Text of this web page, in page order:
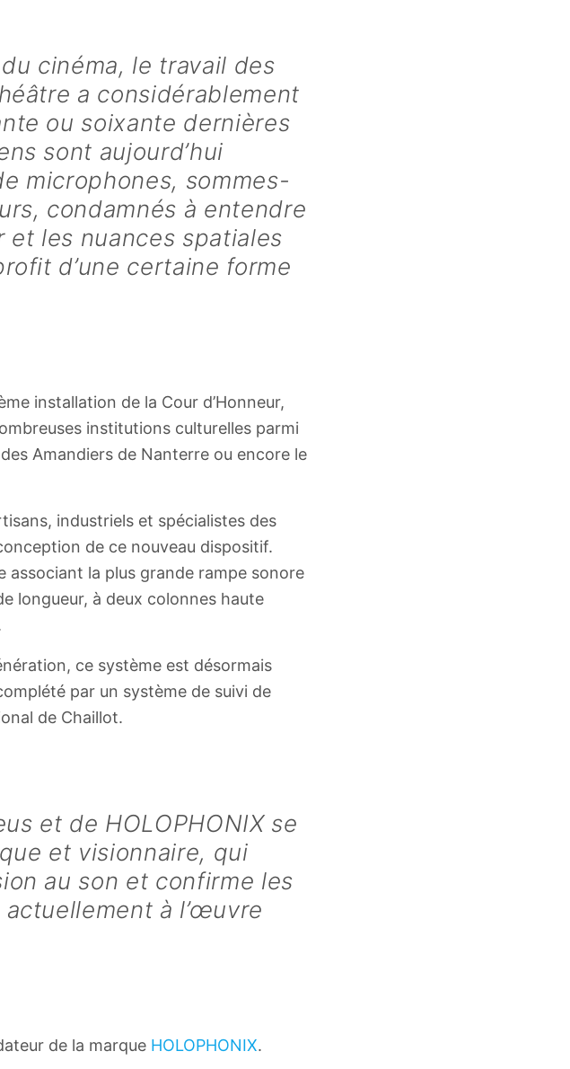
cinéma, le travail des
a considérablement
ou soixante dernières
sont aujourd’hui
microphones, sommes-
condamnés à entendre
les nuances spatiales
d’une certaine forme
installation de la Cour d’Honneur,
institutions culturelles parmi
Amandiers de Nanterre ou encore le
industriels et spécialistes des
de ce nouveau dispositif.
associant la plus grande rampe sonore
longueur, à deux colonnes haute
ce système est désormais
par un système de suivi de
de Chaillot.
et de HOLOPHONIX se
et visionnaire, qui
au son et confirme les
à l’œuvre
de la marque HOLOPHONIX.